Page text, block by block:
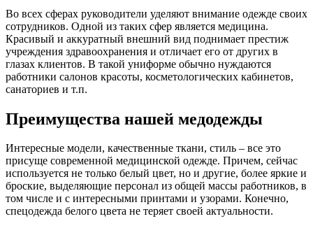
Во всех сферах руководители уделяют внимание одежде своих
сотрудников. Одной из таких сфер является медицина.
Красивый и аккуратный внешний вид поднимает престиж
учреждения здравоохранения и отличает его от других в
глазах клиентов. В такой униформе обычно нуждаются
работники салонов красоты, косметологических кабинетов,
санаториев и т.п.
Преимущества нашей медодежды
Интересные модели, качественные ткани, стиль – все это
присуще современной медицинской одежде. Причем, сейчас
используется не только белый цвет, но и другие, более яркие и
броские, выделяющие персонал из общей массы работников, в
том числе и с интересными принтами и узорами. Конечно,
спецодежда белого цвета не теряет своей актуальности.